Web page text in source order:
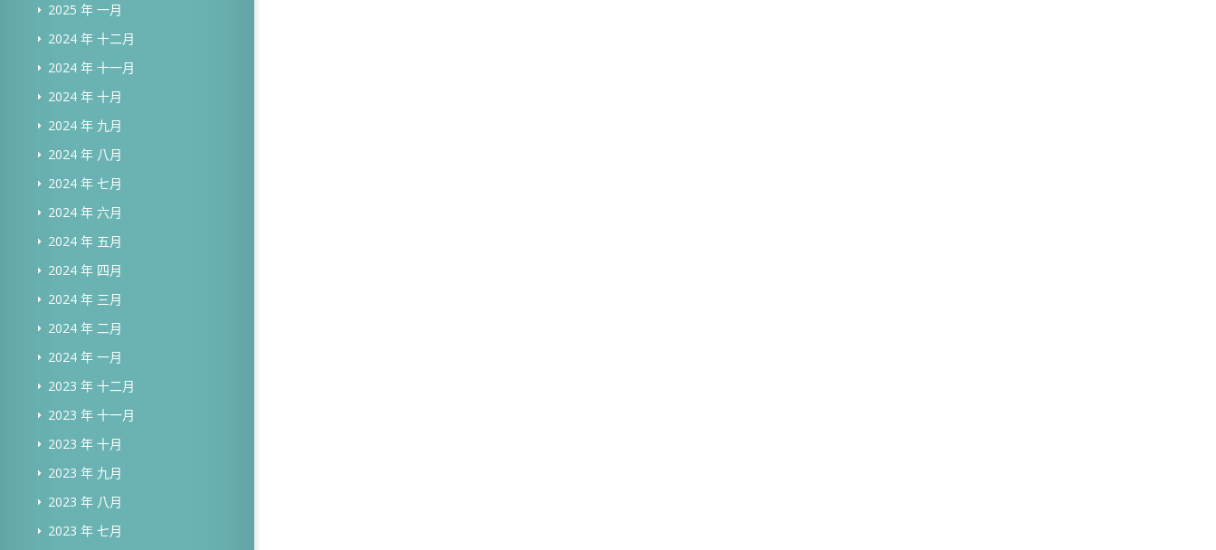
2025 年 一月
2024 年 十二月
2024 年 十一月
2024 年 十月
2024 年 九月
2024 年 八月
2024 年 七月
2024 年 六月
2024 年 五月
2024 年 四月
2024 年 三月
2024 年 二月
2024 年 一月
2023 年 十二月
2023 年 十一月
2023 年 十月
2023 年 九月
2023 年 八月
2023 年 七月